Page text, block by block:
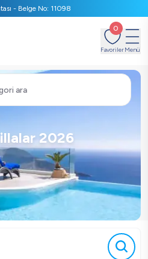
- Belge No: 11098
0
FavorilerMenü
ara
2026